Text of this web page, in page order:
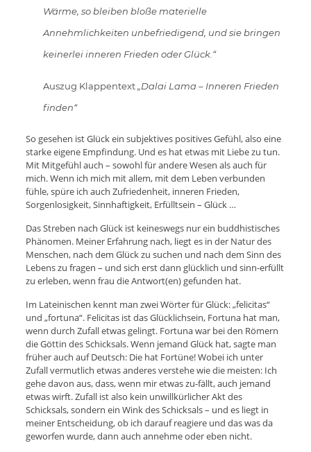
Wärme, so bleiben bloße materielle
Annehmlichkeiten unbefriedigend, und sie bringen
keinerlei inneren Frieden oder Glück.“
Auszug Klappentext„Dalai Lama – Inneren Frieden
finden“
So gesehen ist Glück ein subjektives positives Gefühl, also eine
starke eigene Empfindung. Und es hat etwas mit Liebe zu tun.
Mit Mitgefühl auch – sowohl für andere Wesen als auch für
mich. Wenn ich mich mit allem, mit dem Leben verbunden
fühle, spüre ich auch Zufriedenheit, inneren Frieden,
Sorgenlosigkeit, Sinnhaftigkeit, Erfülltsein – Glück …
Das Streben nach Glück ist keineswegs nur ein buddhistisches
Phänomen. Meiner Erfahrung nach, liegt es in der Natur des
Menschen, nach dem Glück zu suchen und nach dem Sinn des
Lebens zu fragen – und sich erst dann glücklich und sinn-erfüllt
zu erleben, wenn frau die Antwort(en) gefunden hat.
Im Lateinischen kennt man zwei Wörter für Glück: „felicitas“
und „fortuna“. Felicitas ist das Glücklichsein, Fortuna hat man,
wenn durch Zufall etwas gelingt. Fortuna war bei den Römern
die Göttin des Schicksals. Wenn jemand Glück hat, sagte man
früher auch auf Deutsch: Die hat Fortüne! Wobei ich unter
Zufall vermutlich etwas anderes verstehe wie die meisten: Ich
gehe davon aus, dass, wenn mir etwas zu-fällt, auch jemand
etwas wirft. Zufall ist also kein unwillkürlicher Akt des
Schicksals, sondern ein Wink des Schicksals – und es liegt in
meiner Entscheidung, ob ich darauf reagiere und das was da
geworfen wurde, dann auch annehme oder eben nicht.